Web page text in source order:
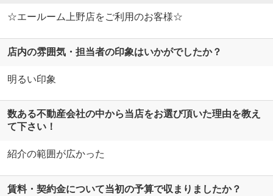
☆エールーム上野店をご利用のお客様☆
店内の雰囲気・担当者の印象はいかがでしたか？
明るい印象
数ある不動産会社の中から当店をお選び頂いた理由を教え
て下さい！
紹介の範囲が広かった
賃料・契約金について当初の予算で収まりましたか？